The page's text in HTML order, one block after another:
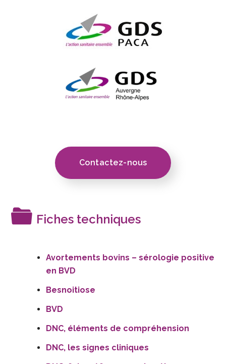
Contactez-nous
Fiches techniques
Avortements bovins – sérologie positive
en BVD
Besnoitiose
BVD
DNC, éléments de compréhension
DNC, les signes cliniques